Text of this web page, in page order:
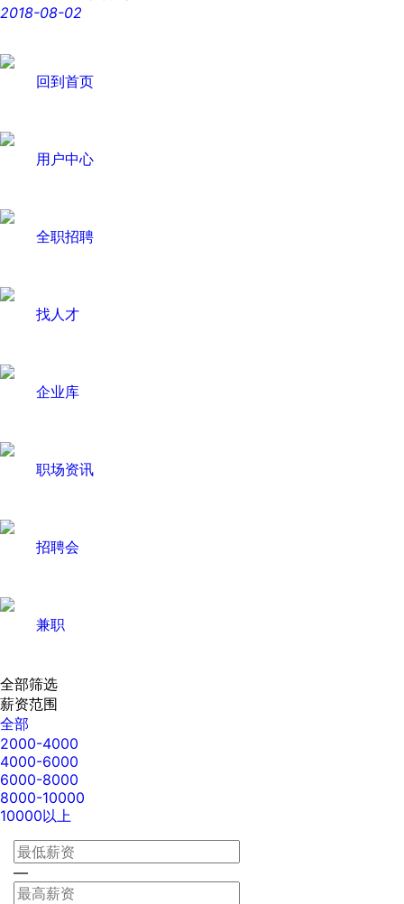
2018-08-02
回到首页
用户中心
全职招聘
找人才
企业库
职场资讯
招聘会
兼职
全部筛选
薪资范围
全部
2000-4000
4000-6000
6000-8000
8000-10000
10000以上
—